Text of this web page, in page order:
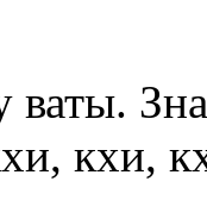
кхи,